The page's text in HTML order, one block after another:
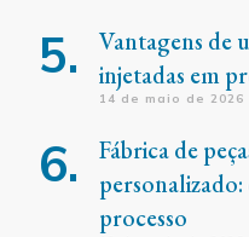
Vantagens de
injetadas em
14 de maio de 2026
Fábrica de
processo